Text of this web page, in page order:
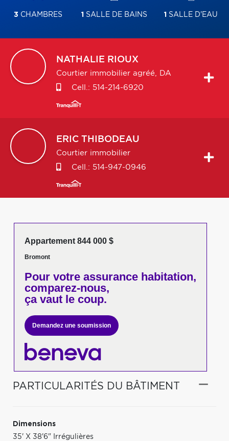
3 CHAMBRES 1 SALLE DE BAINS 1 SALLE D'EAU
NATHALIE RIOUX
Courtier immobilier agréé, DA
Cell.: 514-214-6920
ERIC THIBODEAU
Courtier immobilier
Cell.: 514-947-0946
Appartement 844 000 $
Bromont
Pour votreassurance habitation,
comparez-nous,
ça vaut le coup.
Demandez une soumission
PARTICULARITÉS DU BÂTIMENT
Dimensions
35' X 38'6" Irrégulières